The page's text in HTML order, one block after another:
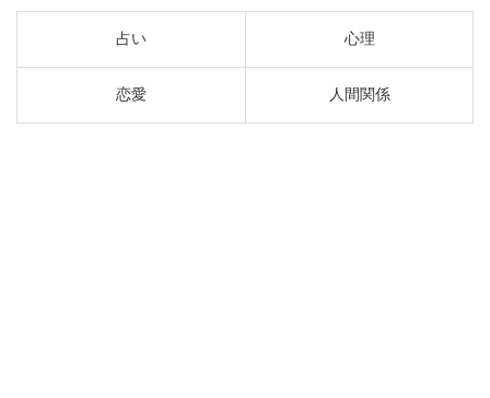
占い 心理
恋愛 人間関係